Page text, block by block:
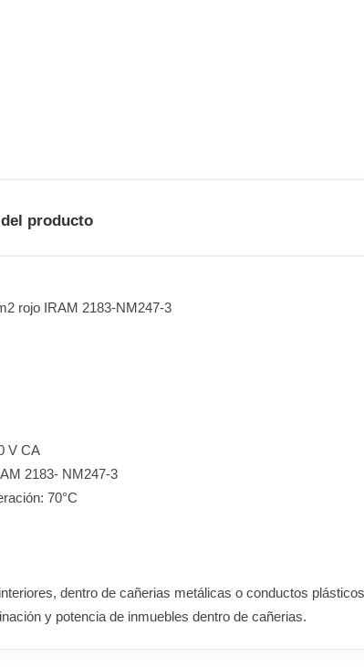
producto
rojo IRAM 2183-NM247-3
V CA
2183- NM247-3
70°C
dentro de cañerias metálicas o conductos
y potencia de inmuebles dentro de cañerias.